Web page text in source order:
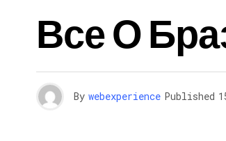
Все О
By webexperience Published